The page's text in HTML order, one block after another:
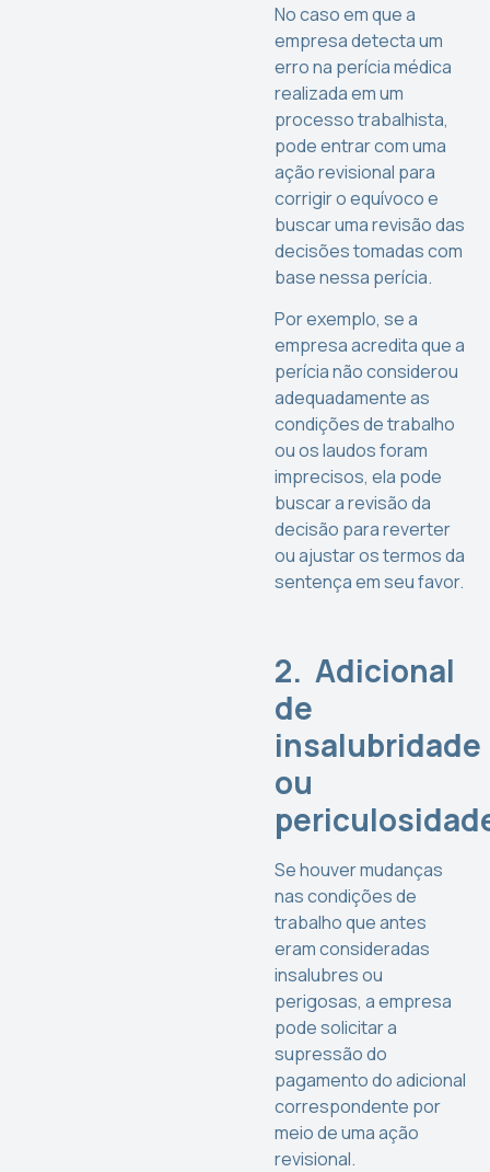
No caso em que a
empresa detecta um
erro na perícia médica
realizada em um
processo trabalhista,
pode entrar com uma
ação revisional para
corrigir o equívoco e
buscar uma revisão das
decisões tomadas com
base nessa perícia.
Por exemplo, se a
empresa acredita que a
perícia não considerou
adequadamente as
condições de trabalho
ou os laudos foram
imprecisos, ela pode
buscar a revisão da
decisão para reverter
ou ajustar os termos da
sentença em seu favor.
2. Adicional
de
insalubridade
ou
Se houver mudanças
nas condições de
trabalho que antes
eram consideradas
insalubres ou
perigosas, a empresa
pode solicitar a
supressão do
pagamento do adicional
correspondente por
meio de uma ação
revisional.